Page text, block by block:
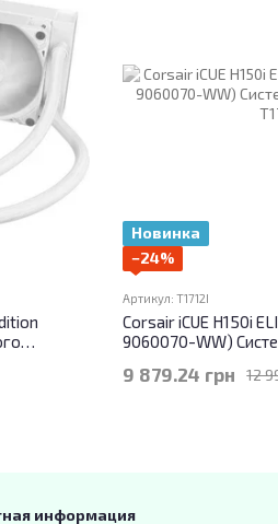
Новинка
−24%
Артикул: T1712I
Corsair iCUE H150i
9060070-WW)
12
9 879.24 грн
информация